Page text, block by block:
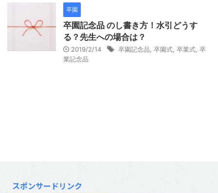
卒園
卒園記念品 のし書き方！水引どうす
る？先生への場合は？
2019/2/14 卒園記念品 卒園式 卒業式 卒
業記念品
スポンサードリンク